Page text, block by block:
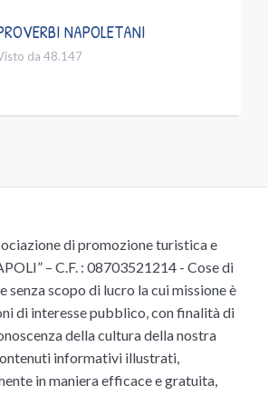
NAPOLETANI
da 48.147
di promozione turistica e
– C.F. : 08703521214 - Cose di
senza scopo di lucro la cui missione è
di interesse pubblico, con finalità di
della cultura della nostra
informativi illustrati,
in maniera efficace e gratuita,